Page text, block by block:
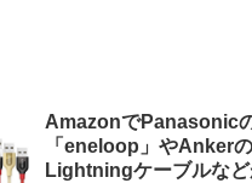
AmazonでPanasonic
「eneloop」やAnkerの
Lightningケーブルなど